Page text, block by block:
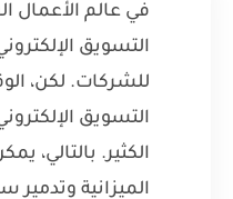
في عالم الأعمال
التسويق
للشركات. لكن،
التسويق
الكثير. بالتالي،
الميزانية وتدمير